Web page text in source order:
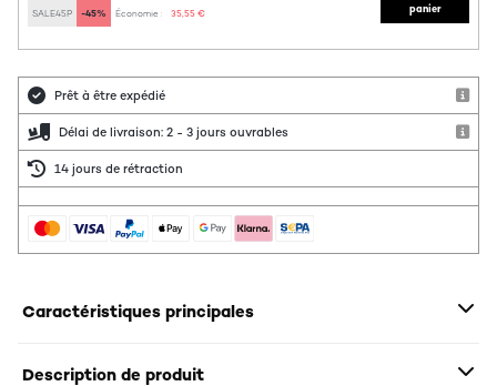
SALE45P -45% Économie : 35,55 €
panier
Prêt à être expédié
Délai de livraison: 2 - 3 jours ouvrables
14 jours de rétraction
Caractéristiques principales
Description de produit